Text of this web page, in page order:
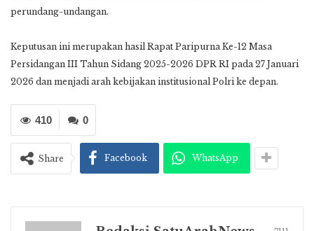
perundang-undangan.
Keputusan ini merupakan hasil Rapat Paripurna Ke-12 Masa
Persidangan III Tahun Sidang 2025-2026 DPR RI pada 27 Januari
2026 dan menjadi arah kebijakan institusional Polri ke depan.
0
410
Share Facebook WhatsApp